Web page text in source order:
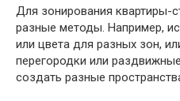
Для зонирования квартиры-
разные методы. Например,
или цвета для разных зон,
перегородки или
создать разные